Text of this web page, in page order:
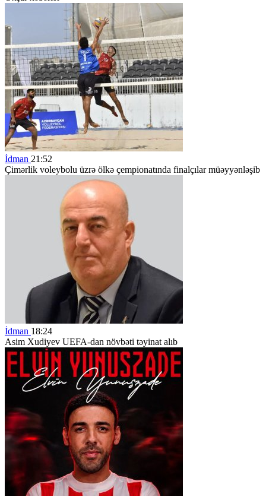
İdman 21:52
Çimərlik voleybolu üzrə ölkə çempionatında finalçılar müəyyənləşib
İdman 18:24
Asim Xudiyev UEFA-dan növbəti təyinat alıb